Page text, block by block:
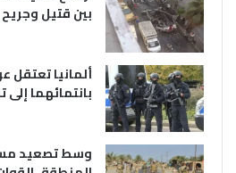
بين قتيل وجريح
ألمانيا تعتقل
بانتمائهما
وسط تصعيد